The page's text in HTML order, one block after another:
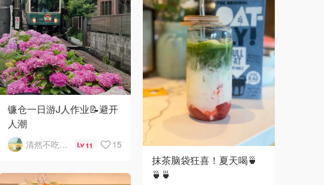
镰仓一日游J人作业📝避开
人潮
清然不吃蘑菇 11 15
抹茶脑袋狂喜！夏天喝🍵
🍵🍵